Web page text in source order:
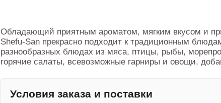
Обладающий приятным ароматом, мягким вкусом и
Shefu-San прекрасно подходит к традиционным
разнообразных блюдах из мяса, птицы, рыбы,
горячие салаты, всевозможные гарниры и овощи,
Условия заказа и поставки